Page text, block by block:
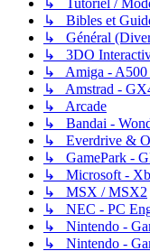
↳ Tutoriel /
↳ Bibles et
↳ Général
↳ 3DO
↳ Amiga - A500
↳ Amstrad -
↳ Arcade
↳ Bandai -
↳ Everdrive &
↳ GamePark -
↳ Microsoft -
↳ MSX / MSX2
↳ NEC - PC
↳ Nintendo -
↳ Nintendo -